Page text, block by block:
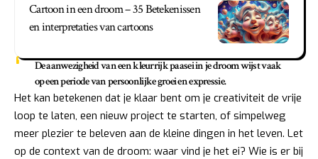
Cartoon in een droom – 35 Betekenissen
en interpretaties van cartoons
De aanwezigheid van een kleurrijk paasei in je droom wijst vaak
op een periode vanpersoonlijke groei en expressie.
Het kan betekenen dat je klaar bent om je creativiteit de vrije
loop te laten, een nieuw project te starten, of simpelweg
meer plezier te beleven aan de kleine dingen in het leven. Let
op de context van de droom: waar vind je het ei? Wie is er bij